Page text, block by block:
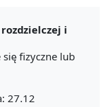
i
się fizyczne lub
27.12